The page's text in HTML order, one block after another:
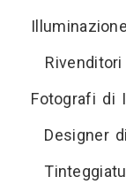
Illuminazione
Fotografi di
Designer